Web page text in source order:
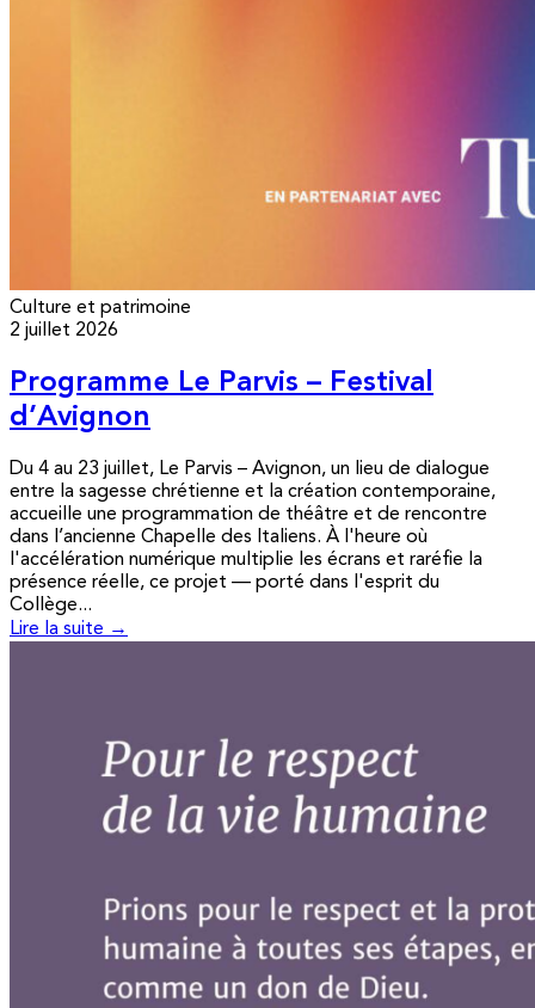
Culture et patrimoine
2 juillet 2026
Programme Le Parvis – Festival
d’Avignon
Du 4 au 23 juillet, Le Parvis – Avignon, un lieu de dialogue
entre la sagesse chrétienne et la création contemporaine,
accueille une programmation de théâtre et de rencontre
dans l’ancienne Chapelle des Italiens. À l'heure où
l'accélération numérique multiplie les écrans et raréfie la
présence réelle, ce projet — porté dans l'esprit du
Collège...
Lire la suite →